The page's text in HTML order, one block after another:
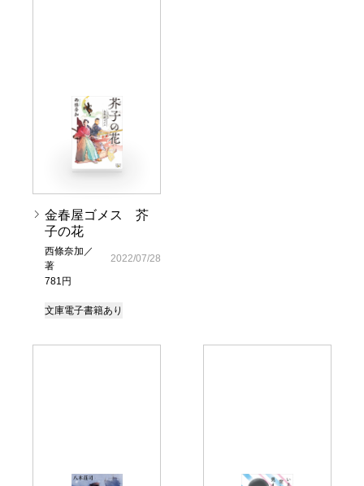
金春屋ゴメス 芥
子の花
西條奈加／
著
781円
2022/07/28
文庫電子書籍あり